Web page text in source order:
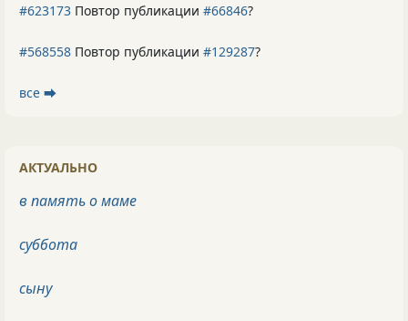
#623173 Повтор публикации #66846?
#568558 Повтор публикации #129287?
все ⮕
АКТУАЛЬНО
в память о маме
суббота
сыну